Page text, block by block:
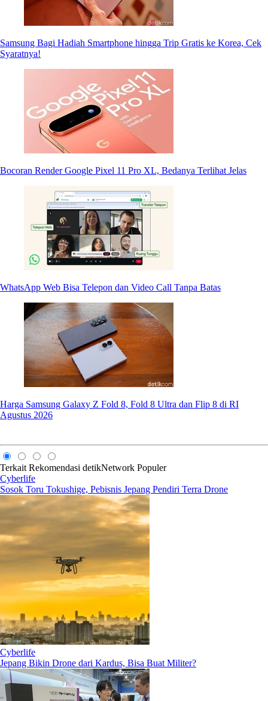
Samsung Bagi Hadiah Smartphone hingga Trip Gratis ke Korea, Cek
Syaratnya!
Bocoran Render Google Pixel 11 Pro XL, Bedanya Terlihat Jelas
WhatsApp Web Bisa Telepon dan Video Call Tanpa Batas
Harga Samsung Galaxy Z Fold 8, Fold 8 Ultra dan Flip 8 di RI
Agustus 2026
Terkait Rekomendasi detikNetwork Populer
Cyberlife
Sosok Toru Tokushige, Pebisnis Jepang Pendiri Terra Drone
Cyberlife
Jepang Bikin Drone dari Kardus, Bisa Buat Militer?